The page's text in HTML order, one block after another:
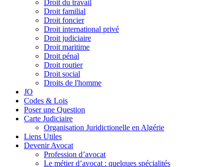
Droit du travail
Droit familial
Droit foncier
Droit international privé
Droit judiciaire
Droit maritime
Droit pénal
Droit routier
Droit social
Droits de l'homme
JO
Codes & Lois
Poser une Question
Carte Judiciaire
Organisation Juridictionelle en Algérie
Liens Utiles
Devenir Avocat
Profession d’avocat
Le métier d’avocat : quelques spécialités